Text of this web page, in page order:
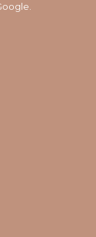
information is both for visitors and Google.